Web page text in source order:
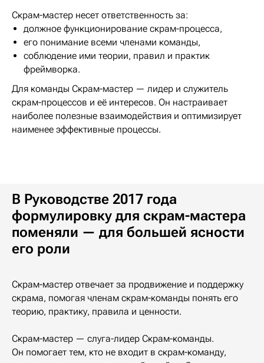
Скрам-мастер несет ответственность за:
должное функционирование скрам-процесса,
его понимание всеми членами команды,
соблюдение ими теории, правил и практик
фреймворка.
Для команды Скрам-мастер — лидер и служитель
скрам-процессов и её интересов. Он настраивает
наиболее полезные взаимодействия и оптимизирует
наименее эффективные процессы.
В Руководстве 2017 года
формулировку для скрам-мастера
поменяли — для большей ясности
его роли
Скрам-мастер отвечает за продвижение и поддержку
скрама, помогая членам скрам-команды понять его
теорию, практику, правила и ценности.
Скрам-мастер — слуга-лидер Скрам-команды.
Он помогает тем, кто не входит в скрам-команду,